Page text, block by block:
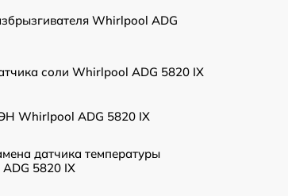
Whirlpool ADG
соли Whirlpool ADG 5820 IX
Whirlpool ADG 5820 IX
датчика температуры
5820 IX